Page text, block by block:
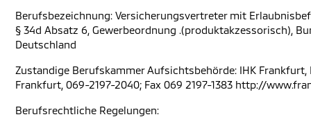
Berufsbezeichnung: Versicherungsvertreter mit
§ 34d Absatz 6, Gewerbeordnung .(produktakzessorisch),
Deutschland
Zustandige Berufskammer Aufsichtsbehörde: IHK Frankfurt,
Frankfurt, 069-2197-2040; Fax 069 2197-1383 http://
Berufsrechtliche Regelungen: